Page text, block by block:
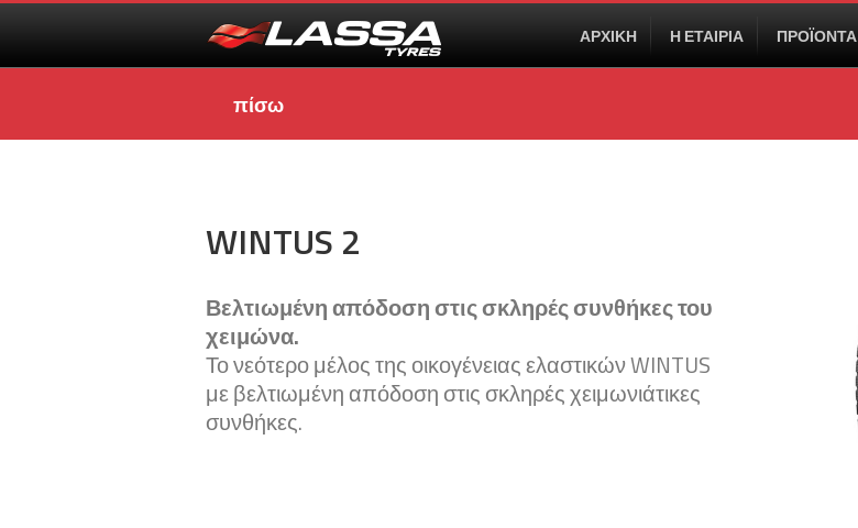
ΑΡΧΙΚΗ Η ΕΤΑΙΡΙΑ ΠΡΟΪΟΝΤΑ
πίσω
WINTUS 2
Βελτιωμένη απόδοση στις σκληρές συνθήκες του
χειμώνα.
Το νεότερο μέλος της οικογένειας ελαστικών WINTUS
με βελτιωμένη απόδοση στις σκληρές χειμωνιάτικες
συνθήκες.